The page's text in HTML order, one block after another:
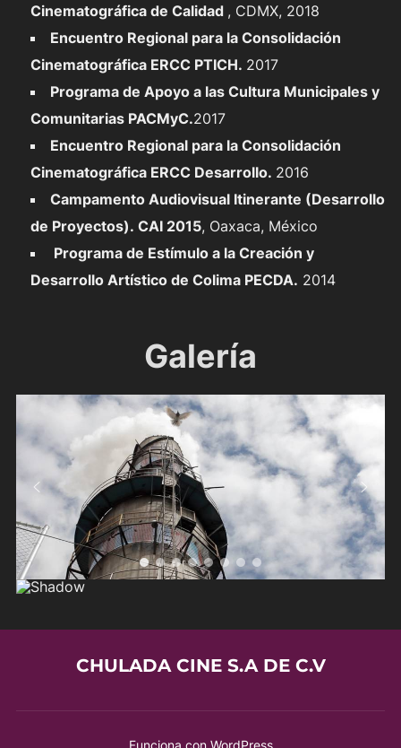
Cinematográfica de Calidad , CDMX, 2018
Encuentro Regional para la Consolidación
Cinematográfica ERCC PTICH. 2017
Programa de Apoyo a las Cultura Municipales y
Comunitarias PACMyC.2017
Encuentro Regional para la Consolidación
Cinematográfica ERCC Desarrollo. 2016
Campamento Audiovisual Itinerante (Desarrollo
de Proyectos). CAI 2015, Oaxaca, México
Programa de Estímulo a la Creación y
Desarrollo Artístico de Colima PECDA. 2014
Galería
CHULADA CINE S.A DE C.V
Funciona con WordPress